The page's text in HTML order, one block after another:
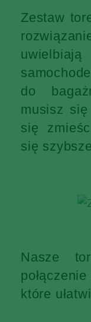
Zestaw
do
musisz
się
się
Nasze
które